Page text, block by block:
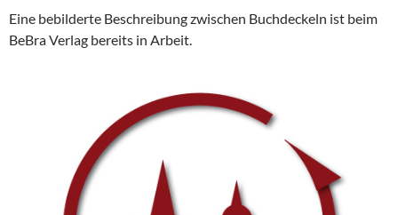
Eine bebilderte Beschreibung zwischen Buchdeckeln ist beim
BeBra Verlag bereits in Arbeit.